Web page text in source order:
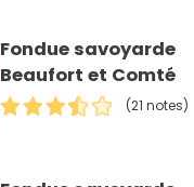
Fondue savoyarde
Beaufort et Comté
(21 notes)